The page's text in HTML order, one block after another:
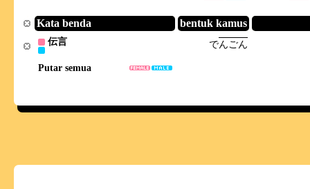
Putar semua
Kata benda bentuk kamus
伝言 でんごん